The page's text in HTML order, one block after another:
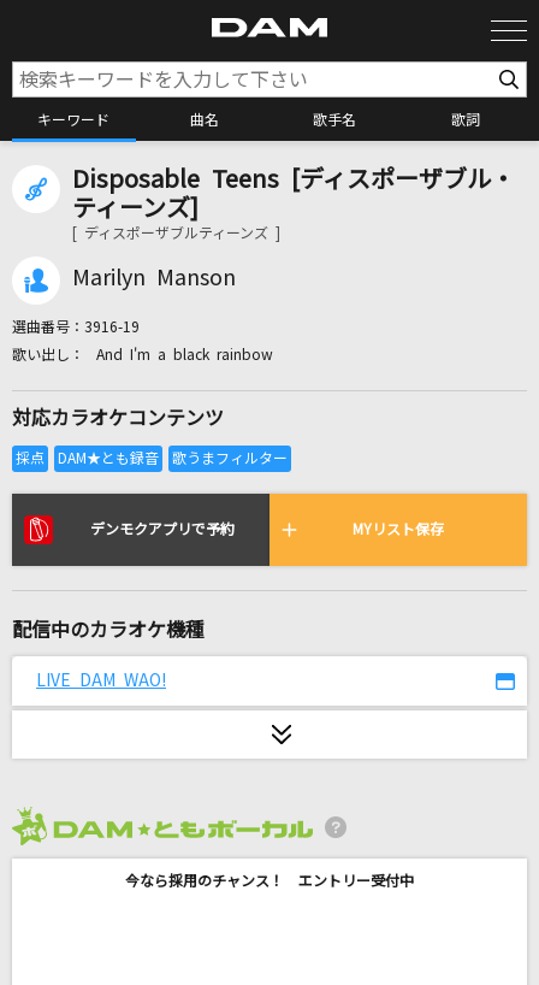
キーワード 曲名 歌手名 歌詞
カラオケ検索
カラオケリクエスト
リアルタイムで歌われている曲の一覧
TAKE ME HIGHER
あいつら全員同窓会
ずっと真夜中でいいのに。
BLUE ENCOUNT
ひゅるりらぱっぱ
Disposable Teens [ディスポーザブル・
ティーンズ]
[ ディスポーザブルティーンズ ]
Marilyn Manson
選曲番号： 3916-19
And I'm a black rainbow
対応カラオケコンテンツ
デンモクアプリで予約 MYリスト保存
配信中のカラオケ機種
LIVE DAM WAO!
今なら採用のチャンス！ エントリー受付中